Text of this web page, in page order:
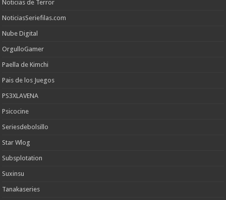
Noticias de Terror
NoticiasSeriefilas.com
Nube Digital
OrgulloGamer
Paella de Kimchi
Pais de los Juegos
PS3XLAVENA
Psicocine
Seriesdebolsillo
Star Wlog
Subsplotation
Suxinsu
Tanakaseries